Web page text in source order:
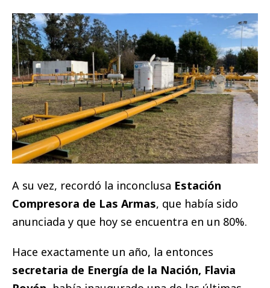
A su vez, recordó la inconclusa Estación
Compresora de Las Armas, que había sido
anunciada y que hoy se encuentra en un 80%.
Hace exactamente un año, la entonces
secretaria de Energía de la Nación, Flavia